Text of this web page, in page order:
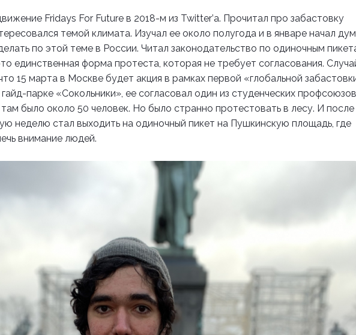
Fridays For Future в 2018-м из Twitter’а. Прочитал про забастовку
темой климата. Изучал ее около полугода и в январе начал
по этой теме в России. Читал законодательство по одиночным
единственная форма протеста, которая не требует согласования.
15 марта в Москве будет акция в рамках первой «глобальной
парке «Сокольники», ее согласовал один из студенческих
было около 50 человек. Но было странно протестовать в лесу. И после
неделю стал выходить на одиночный пикет на Пушкинскую площадь, где
внимание людей.